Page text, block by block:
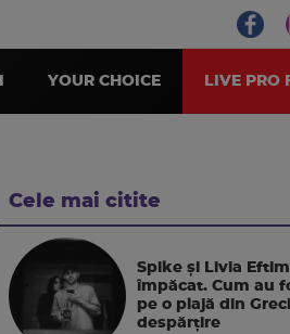
YOUR CHOICE LIVE PRO
Cele mai citite
Spike și Livia
împăcat. Cum au
pe o plajă din
despărțire